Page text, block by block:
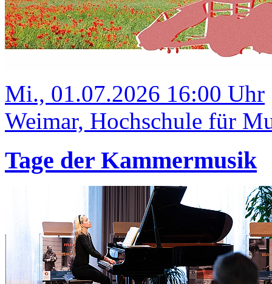
Mi., 01.07.2026 16:00 Uhr
Weimar, Hochschule für
Tage der Kammermusik